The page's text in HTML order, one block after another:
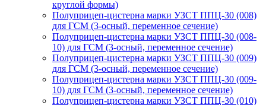
круглой формы)
Полуприцеп-цистерна марки УЗСТ ППЦ-30 (008)
для ГСМ (3-осный, переменное сечение)
Полуприцеп-цистерна марки УЗСТ ППЦ-30 (008-
10) для ГСМ (3-осный, переменное сечение)
Полуприцеп-цистерна марки УЗСТ ППЦ-30 (009)
для ГСМ (3-осный, переменное сечение)
Полуприцеп-цистерна марки УЗСТ ППЦ-30 (009-
10) для ГСМ (3-осный, переменное сечение)
Полуприцеп-цистерна марки УЗСТ ППЦ-30 (010)